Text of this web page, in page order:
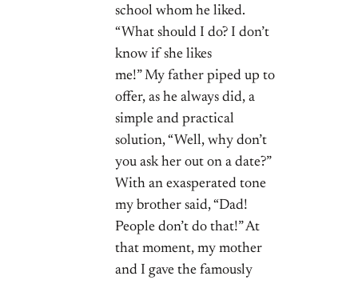
school whom he liked.
“What should I do? I don’t
know if she likes
me!” My father piped up to
offer, as he always did, a
simple and practical
solution, “Well, why don’t
you ask her out on a date?”
With an exasperated tone
my brother said, “Dad!
People don’t do that!” At
that moment, my mother
and I gave the famously